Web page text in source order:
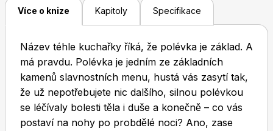
Burda Kids
Více o knize Kapitoly Specifikace
Název téhle kuchařky říká, že polévka je základ. A
má pravdu. Polévka je jedním ze základních
kamenů slavnostních menu, hustá vás zasytí tak,
že už nepotřebujete nic dalšího, silnou polévkou
se léčívaly bolesti těla i duše a konečně – co vás
postaví na nohy po probdělé noci? Ano, zase